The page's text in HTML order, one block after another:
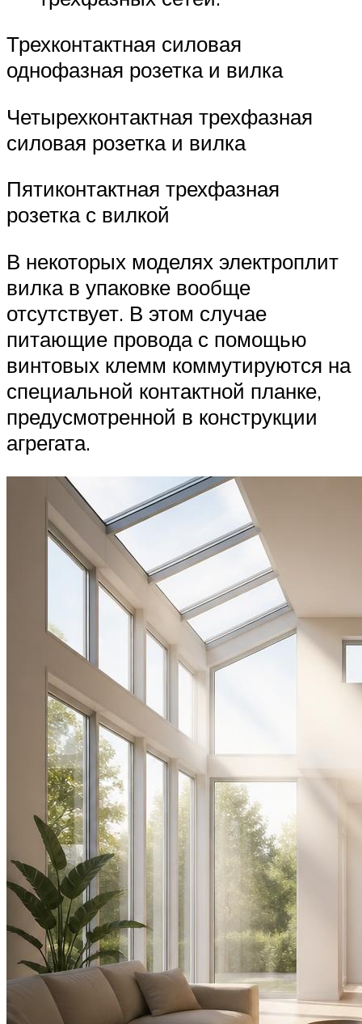
Трехконтактная силовая
однофазная розетка и вилка
Четырехконтактная трехфазная
силовая розетка и вилка
Пятиконтактная трехфазная
розетка с вилкой
В некоторых моделях электроплит
вилка в упаковке вообще
отсутствует. В этом случае
питающие провода с помощью
винтовых клемм коммутируются на
специальной контактной планке,
предусмотренной в конструкции
агрегата.